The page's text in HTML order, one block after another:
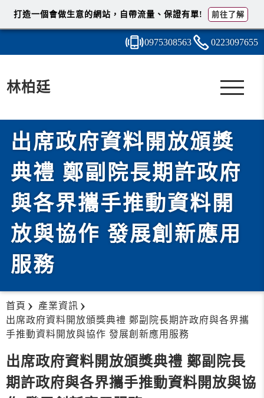
0975308563 0223097655
林柏廷
出席政府資料開放頒獎
典禮 鄭副院長期許政府
與各界攜手推動資料開
放與協作 發展創新應用
服務
首頁
產業資訊
出席政府資料開放頒獎典禮 鄭副院長期許政府與各界攜
手推動資料開放與協作 發展創新應用服務
出席政府資料開放頒獎典禮 鄭副院長
期許政府與各界攜手推動資料開放與協
打造一個會做生意的網站，自帶流量、保證有單! 前往了解